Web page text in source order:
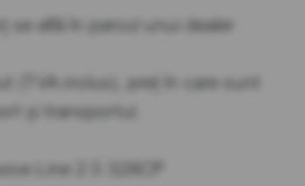
se află în parcul unui dealer
(TVA inclus), preț în care sunt
și transportul.
Line 2.5 328CP